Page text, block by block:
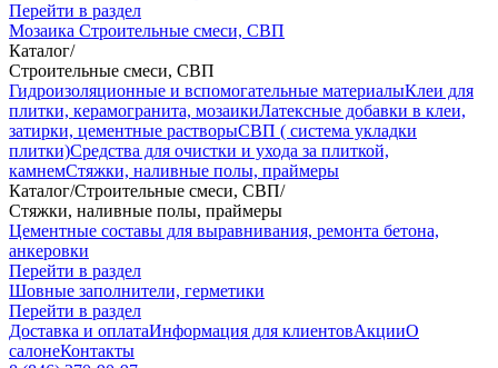
Перейти в раздел
Мозаика Строительные смеси, СВП
Каталог/
Строительные смеси, СВП
Гидроизоляционные и вспомогательные материалыКлеи для
плитки, керамогранита, мозаикиЛатексные добавки в клеи,
затирки, цементные растворыСВП ( система укладки
плитки)Средства для очистки и ухода за плиткой,
камнемСтяжки, наливные полы, праймеры
Каталог/Строительные смеси, СВП/
Стяжки, наливные полы, праймеры
Цементные составы для выравнивания, ремонта бетона,
анкеровки
Перейти в раздел
Шовные заполнители, герметики
Перейти в раздел
Доставка и оплатаИнформация для клиентовАкцииО
салонеКонтакты